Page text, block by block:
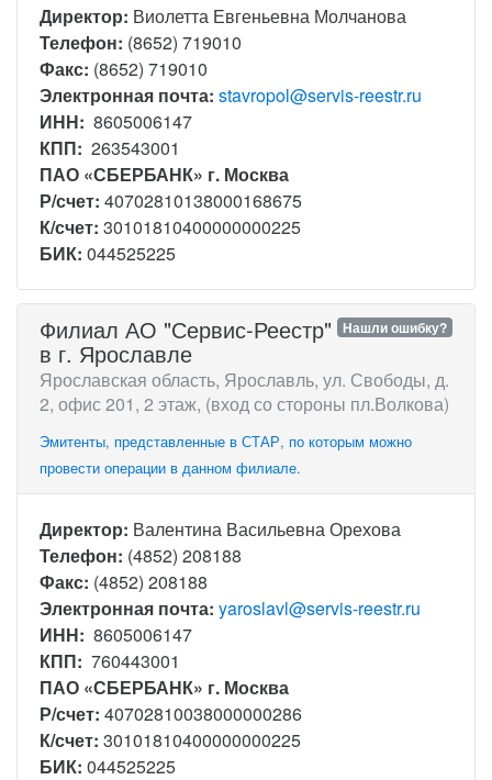
Директор: Виолетта Евгеньевна Молчанова
Телефон: (8652) 719010
Факс: (8652) 719010
Электронная почта: stavropol@servis-reestr.ru
ИНН: 8605006147
КПП: 263543001
ПАО «СБЕРБАНК» г. Москва
Р/счет: 40702810138000168675
К/счет: 30101810400000000225
БИК: 044525225
Нашли ошибку?
Филиал АО "Сервис-Реестр"
в г. Ярославле
Ярославская область, Ярославль, ул. Свободы, д.
2, офис 201, 2 этаж, (вход со стороны пл.Волкова)
Эмитенты, представленные в СТАР, по которым можно
провести операции в данном филиале.
Директор: Валентина Васильевна Орехова
Телефон: (4852) 208188
Факс: (4852) 208188
Электронная почта: yaroslavl@servis-reestr.ru
ИНН: 8605006147
КПП: 760443001
ПАО «СБЕРБАНК» г. Москва
Р/счет: 40702810038000000286
К/счет: 30101810400000000225
БИК: 044525225